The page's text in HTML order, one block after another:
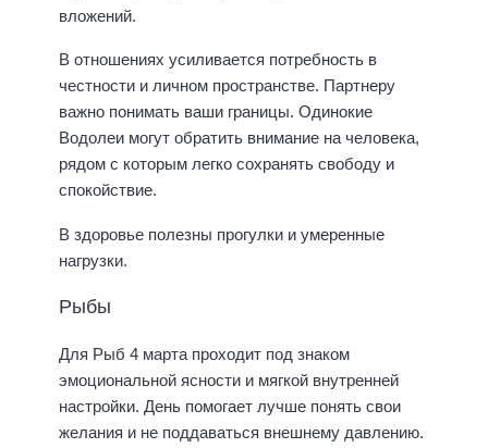
вложений.
В отношениях усиливается потребность в
честности и личном пространстве. Партнеру
важно понимать ваши границы. Одинокие
Водолеи могут обратить внимание на человека,
рядом с которым легко сохранять свободу и
спокойствие.
В здоровье полезны прогулки и умеренные
нагрузки.
Рыбы
Для Рыб 4 марта проходит под знаком
эмоциональной ясности и мягкой внутренней
настройки. День помогает лучше понять свои
желания и не поддаваться внешнему давлению.